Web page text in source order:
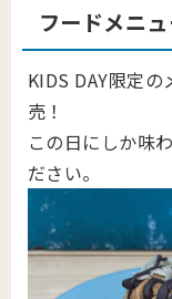
フードメニ
KIDS DAY限定
売！
この日にしか味
ださい。